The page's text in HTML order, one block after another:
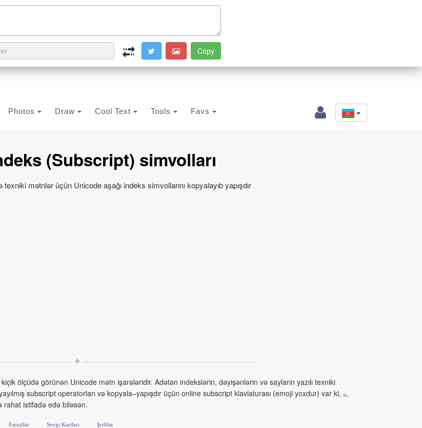
Photos Draw Cool Text Tools Favs
(Subscript) simvolları
mətnlər üçün Unicode aşağı indeks simvollarını kopyalayıb yapışdır
✧
ölçüdə görünən Unicode mətn işarələridir. Adətən indekslərin, dəyişənlərin və sayların yazılı texniki
subscript operatorları və kopyala–yapışdır üçün online subscript klaviaturası (emoji yoxdur) var ki, ₀,
rahat istifadə edə biləsən.
Emojilər Sevgi Kartları Şriftlər